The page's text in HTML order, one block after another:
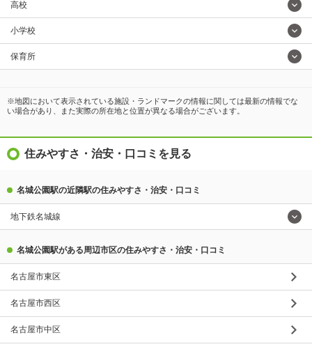
高校
小学校
保育所
※地図において表示されている施設・ランドマークの情報に関しては最新の情報でな
い場合があり、また実際の所在地と位置が異なる場合がございます。
住みやすさ・治安・口コミを見る
名城公園駅の近隣駅の住みやすさ・治安・口コミ
地下鉄名城線
名城公園駅がある周辺市区の住みやすさ・治安・口コミ
名古屋市東区
名古屋市西区
名古屋市中区